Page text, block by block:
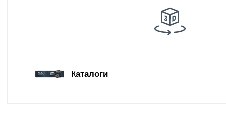
Каталоги